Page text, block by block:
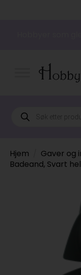
Products
search
Hjem Gaver og
Badeand, Svart